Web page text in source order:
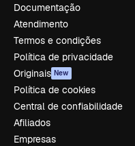
Documentação
Atendimento
Termos e condições
Política de privacidade
Originais New
Política de cookies
Central de confiabilidade
Afiliados
Empresas